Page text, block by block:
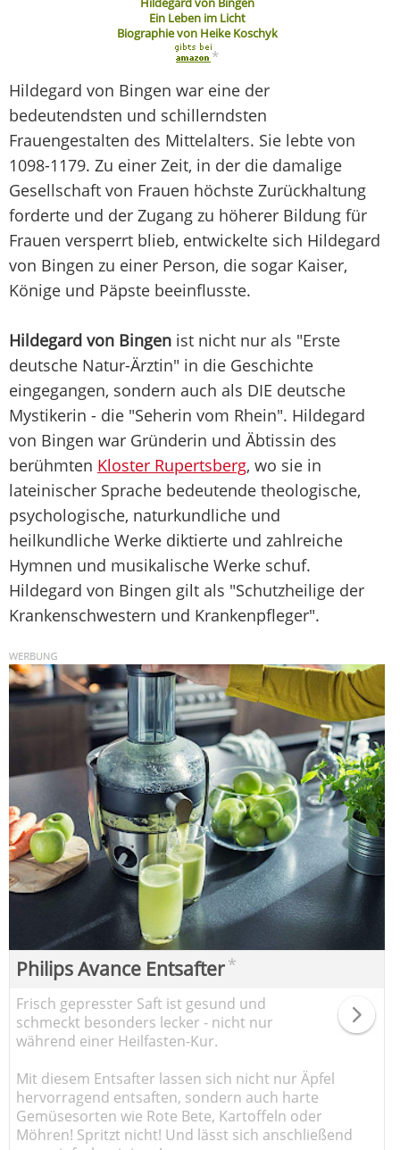
Ein Leben im Licht
Biographie von Heike Koschyk
*
Hildegard von Bingen war eine der
bedeutendsten und schillerndsten
Frauengestalten des Mittelalters. Sie lebte von
1098-1179. Zu einer Zeit, in der die damalige
Gesellschaft von Frauen höchste Zurückhaltung
forderte und der Zugang zu höherer Bildung für
Frauen versperrt blieb, entwickelte sich Hildegard
von Bingen zu einer Person, die sogar Kaiser,
Könige und Päpste beeinflusste.
Hildegard von Bingen ist nicht nur als "Erste
deutsche Natur-Ärztin" in die Geschichte
eingegangen, sondern auch als DIE deutsche
Mystikerin - die "Seherin vom Rhein". Hildegard
von Bingen war Gründerin und Äbtissin des
berühmten Kloster Rupertsberg, wo sie in
lateinischer Sprache bedeutende theologische,
psychologische, naturkundliche und
heilkundliche Werke diktierte und zahlreiche
Hymnen und musikalische Werke schuf.
Hildegard von Bingen gilt als "Schutzheilige der
Krankenschwestern und Krankenpfleger".
Philips Avance Entsafter*
Frisch gepresster Saft ist gesund und
schmeckt besonders lecker - nicht nur
während einer Heilfasten-Kur.
Mit diesem Entsafter lassen sich nicht nur Äpfel
hervorragend entsaften, sondern auch harte
Gemüsesorten wie Rote Bete, Kartoffeln oder
Möhren! Spritzt nicht! Und lässt sich anschließend